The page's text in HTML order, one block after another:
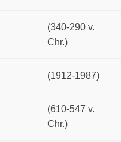
(340-290 v.
Chr.)
(1912-1987)
(610-547 v.
Chr.)